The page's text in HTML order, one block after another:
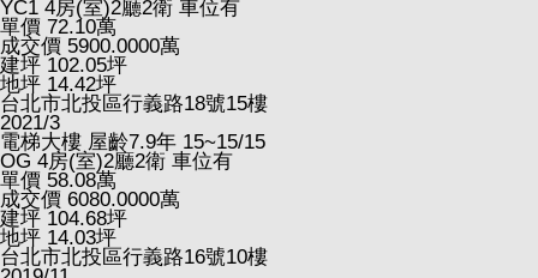
YC1 4房(室)2廳2衛 車位有
單價 72.10萬
成交價 5900.0000萬
建坪 102.05坪
地坪 14.42坪
台北市北投區行義路18號15樓
2021/3
電梯大樓 屋齡7.9年 15~15/15
OG 4房(室)2廳2衛 車位有
單價 58.08萬
成交價 6080.0000萬
建坪 104.68坪
地坪 14.03坪
台北市北投區行義路16號10樓